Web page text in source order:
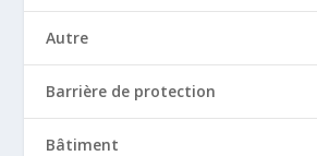
Autre
Barrière de protection
Bâtiment